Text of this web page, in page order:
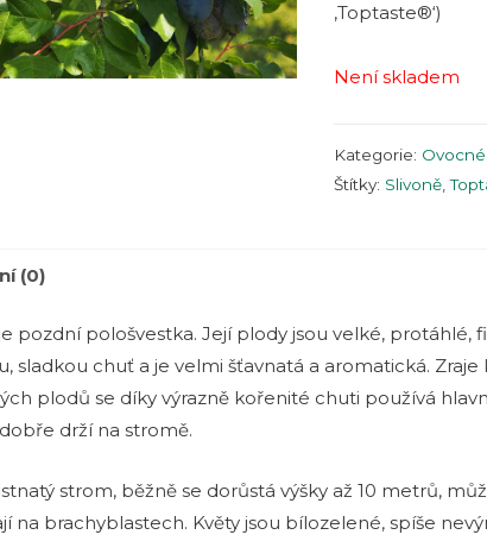
‚Toptaste®‘)
Není skladem
Kategorie:
Štítky: Slivoně,
(0)
je pozdní pološvestka. Její plody jsou velké, protáhlé,
sladkou chuť a je velmi šťavnatá a aromatická. Zraje
plodů se díky výrazně kořenité chuti používá
drží na stromě.
strom, běžně se dorůstá výšky až 10 metrů,
na brachyblastech. Květy jsou bílozelené, spíše